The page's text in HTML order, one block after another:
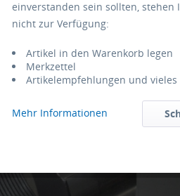
einverstanden sein sollten, stehen
nicht zur Verfügung:
Artikel in den Warenkorb legen
Merkzettel
Artikelempfehlungen und
Mehr Informationen